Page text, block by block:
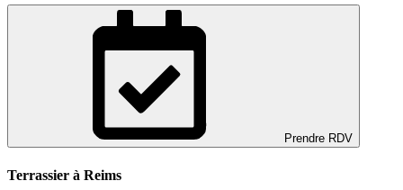
Prendre RDV
Terrassier à Reims